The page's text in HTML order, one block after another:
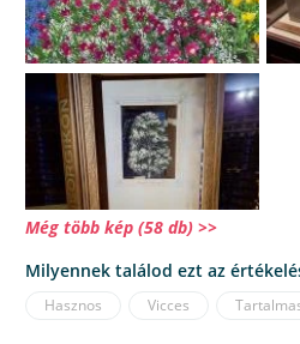
Még több kép (58 db) >>
Milyennek találod ezt az
Hasznos Vicces